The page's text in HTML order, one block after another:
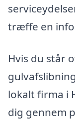
træffe en
Hvis du står
lokalt firma i
dig gennem